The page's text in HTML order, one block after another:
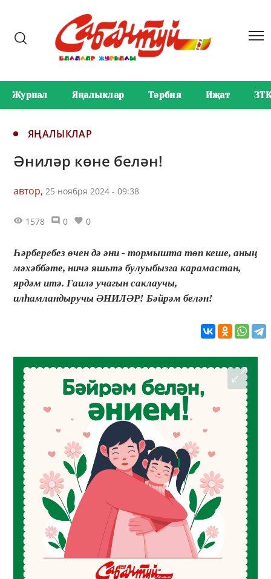
Журнал Яңалыклар Тәрбия Иҗат ЗТК
ЯҢАЛЫКЛАР
Әниләр көне белән!
автор, 25 ноября 2024 - 09:38
1578 0 0
Һәрберебез өчен дә әни - тормышта төп кеше, аның
мәхәббәте, ничә яшьтә булуыбызга карамастан,
ярдәм итә. Гаилә учагын саклаучы,
илһамландыручы ӘНИЛӘР! Бәйрәм белән!